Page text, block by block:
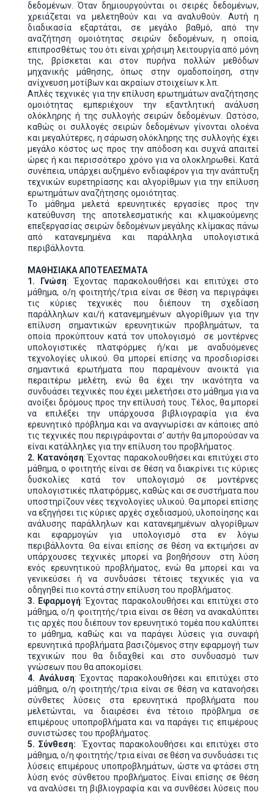
δεδομένων. Όταν δημιουργούνται οι σειρές δεδομένων,
χρειάζεται να μελετηθούν και να αναλυθούν. Αυτή η
διαδικασία εξαρτάται, σε μεγάλο βαθμό, από την
αναζήτηση ομοιότητας σειρών δεδομένων, η οποία,
επιπροσθέτως του ότι είναι χρήσιμη λειτουργία από μόνη
της, βρίσκεται και στον πυρήνα πολλών μεθόδων
μηχανικής μάθησης, όπως στην ομαδοποίηση, στην
ανίχνευση μοτίβων και ακραίων στοιχείων κ.λπ.
Απλές τεχνικές για την επίλυση ερωτημάτων αναζήτησης
ομοιότητας εμπεριέχουν την εξαντλητική ανάλυση
ολόκληρης ή της συλλογής σειρών δεδομένων. Ωστόσο,
καθώς οι συλλογές σειρών δεδομένων γίνονται ολοένα
και μεγαλύτερες, η σάρωση ολόκληρης της συλλογής έχει
μεγάλο κόστος ως προς την απόδοση και συχνά απαιτεί
ώρες ή και περισσότερο χρόνο για να ολοκληρωθεί. Κατά
συνέπεια, υπάρχει αυξημένο ενδιαφέρον για την ανάπτυξη
τεχνικών ευρετηρίασης και αλγορίθμων για την επίλυση
ερωτημάτων αναζήτησης ομοιότητας.
Το μάθημα μελετά ερευνητικές εργασίες προς την
κατεύθυνση της αποτελεσματικής και κλιμακούμενης
επεξεργασίας σειρών δεδομένων μεγάλης κλίμακας πάνω
από κατανεμημένα και παράλληλα υπολογιστικά
περιβάλλοντα.
ΜΑΘΗΣΙΑΚΑ ΑΠΟΤΕΛΕΣΜΑΤΑ
1.
Γνώση: Έχοντας παρακολουθήσει και επιτύχει στο
μάθημα, ο/η φοιτητής/τρια είναι σε θέση να περιγράψει
τις κύριες τεχνικές που διέπουν τη σχεδίαση
παράλληλων και/ή κατανεμημένων αλγορίθμων για την
επίλυση σημαντικών ερευνητικών προβλημάτων, τα
οποία προκύπτουν κατά τον υπολογισμό σε μοντέρνες
υπολογιστικές πλατφόρμες ή/και με αναδυόμενες
τεχνολογίες υλικού. Θα μπορεί επίσης να προσδιορίσει
σημαντικά ερωτήματα που παραμένουν ανοικτά για
περαιτέρω μελέτη, ενώ θα έχει την ικανότητα να
συνδυάσει τεχνικές που έχει μελετήσει στο μάθημα για να
ανοίξει δρόμους προς την επίλυσή τους. Τέλος, θα μπορεί
να επιλέξει την υπάρχουσα βιβλιογραφία για ένα
ερευνητικό πρόβλημα και να αναγνωρίσει αν κάποιες από
τις τεχνικές που περιγράφονται σ’ αυτήν θα μπορούσαν να
είναι κατάλληλες για την επίλυση του προβλήματος.
2. Κατανόηση: Έχοντας παρακολουθήσει και επιτύχει στο
μάθημα, ο φοιτητής είναι σε θέση να διακρίνει τις κύριες
δυσκολίες κατά τον υπολογισμό σε μοντέρνες
υπολογιστικές πλατφόρμες, καθώς και σε συστήματα που
υποστηρίζουν νέες τεχνολογίες υλικού. Θα μπορεί επίσης
να εξηγήσει τις κύριες αρχές σχεδιασμού, υλοποίησης και
ανάλυσης παράλληλων και κατανεμημένων αλγορίθμων
και εφαρμογών για υπολογισμό στα εν λόγω
περιβάλλοντα. Θα είναι επίσης σε θέση να εκτιμήσει αν
υπάρχουσες τεχνικές μπορεί να βοηθήσουν στη λύση
ενός ερευνητικού προβλήματος, ενώ θα μπορεί και να
γενικεύσει ή να συνδυάσει τέτοιες τεχνικές για να
οδηγηθεί πιο κοντά στην επίλυση του προβλήματος.
3. Εφαρμογή: Έχοντας παρακολουθήσει και επιτύχει στο
μάθημα, ο/η φοιτητής/τρια είναι σε θέση να ανακαλύπτει
τις αρχές που διέπουν τον ερευνητικό τομέα που καλύπτει
το μάθημα, καθώς και να παράγει λύσεις για συναφή
ερευνητικά προβλήματα βασιζόμενος στην εφαρμογή των
τεχνικών που θα διδαχθεί και στο συνδυασμό των
γνώσεων που θα αποκομίσει.
4. Ανάλυση: Έχοντας παρακολουθήσει και επιτύχει στο
μάθημα, ο/η φοιτητής/τρια είναι σε θέση να κατανοήσει
σύνθετες λύσεις στα ερευνητικά προβλήματα που
μελετώνται, να διαιρέσει ένα τέτοιο πρόβλημα σε
επιμέρους υποπροβλήματα και να παράγει τις επιμέρους
συνιστώσες του προβλήματος.
5. Σύνθεση:
Έχοντας παρακολουθήσει και επιτύχει στο
μάθημα, ο/η φοιτητής/τρια είναι σε θέση να συνδυάσει τις
λύσεις επιμέρους υποπροβλημάτων, ώστε να φτάσει στη
λύση ενός σύνθετου προβλήματος. Είναι επίσης σε θέση
να αναλύσει τη βιβλιογραφία και να συνθέσει λύσεις που